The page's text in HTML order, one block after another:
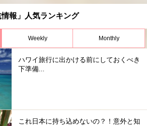
情報」人気ランキング
Weekly Monthly
ハワイ旅行に出かける前にしておくべき
下準備...
これ日本に持ち込めないの？！意外と知